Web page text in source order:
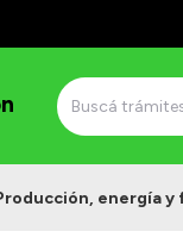
energía y